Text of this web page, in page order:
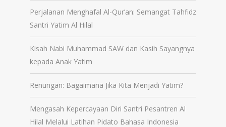
Perjalanan Menghafal Al-Qur’an: Semangat Tahfidz
Santri Yatim Al Hilal
Kisah Nabi Muhammad SAW dan Kasih Sayangnya
kepada Anak Yatim
Renungan: Bagaimana Jika Kita Menjadi Yatim?
Mengasah Kepercayaan Diri Santri Pesantren Al
Hilal Melalui Latihan Pidato Bahasa Indonesia